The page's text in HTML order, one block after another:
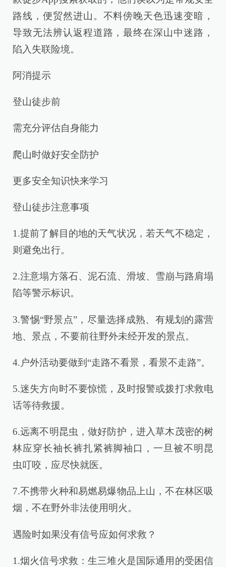
路线，便贸然进山。不料傍晚天色迅速变暗，
导致无法辨认返程道路，最终在深山中迷路，
陷入失联险境。
阿消提示
登山徒步前
需充分评估自身能力
爬山时做好安全防护
更多安全知识快来学习
登山徒步注意事项
1.提前了解目的地的天气状况，若天气不稳定，
则避免出行。
2.注意塌方落石、泥石流、滑坡、雪崩与路肩塌
陷等警示标识。
3.警惕“野景点”，尽量选择成熟、有规划的露营
地、景点，不要前往野外未经开发的景点。
4.户外活动要做到“走路不看景，看景不走路”。
5.迷失方向时不要惊慌，及时报警或拨打求救电
话等待救援。
6.远离不明昆虫，做好防护，进入草木茂密的树
林应穿长袖长裤扎紧裤脚袖口，一旦被不明昆
虫叮咬，应尽快就医。
7.不携带火种和易燃易爆物品上山，不在林区吸
烟，不在野外非法使用明火。
遇险时如果没有信号应如何求救？
1.烟火信号求救：生三堆火是国际通用的受困信